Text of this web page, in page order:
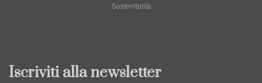
Sostenibilità
Iscriviti alla newsletter